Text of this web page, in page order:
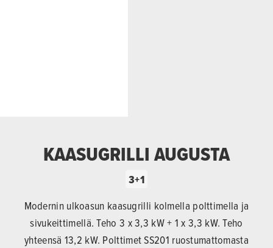
KAASUGRILLI AUGUSTA
3+1
Modernin ulkoasun kaasugrilli kolmella polttimella ja
sivukeittimellä. Teho 3 x 3,3 kW + 1 x 3,3 kW. Teho
yhteensä 13,2 kW. Polttimet SS201 ruostumattomasta